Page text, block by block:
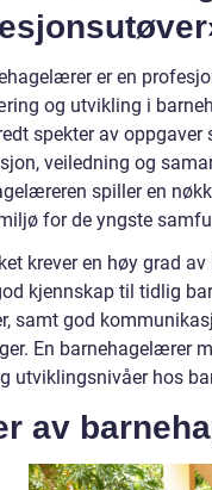
er en
og utvikling i
spekter av
veiledning og
spiller en
for de yngste
krever en høy grad
kjennskap til tidlig
samt god
En barnehagelærer
utviklingsnivåer hos
av